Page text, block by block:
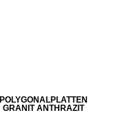
POLYGONALPLATTEN
GRANIT ANTHRAZIT